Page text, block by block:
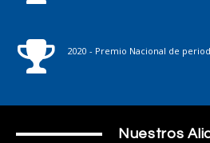
2020 - Premio Nacional de
Nuestros